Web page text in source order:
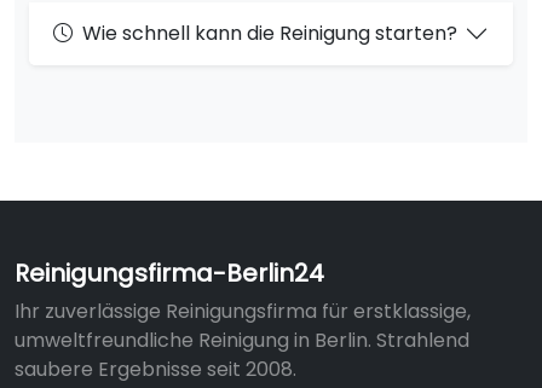
Wie schnell kann die Reinigung starten?
Reinigungsfirma-Berlin24
Ihr zuverlässige Reinigungsfirma für erstklassige,
umweltfreundliche Reinigung in Berlin. Strahlend
saubere Ergebnisse seit 2008.